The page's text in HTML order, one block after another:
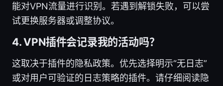
能对VPN流量进行识别。若遇到解锁失败，可以尝
试更换服务器或调整协议。
4. VPN插件会记录我的活动吗？
这取决于插件的隐私政策。优先选择明示“无日志”
或对用户可验证的日志策略的插件。请仔细阅读隐